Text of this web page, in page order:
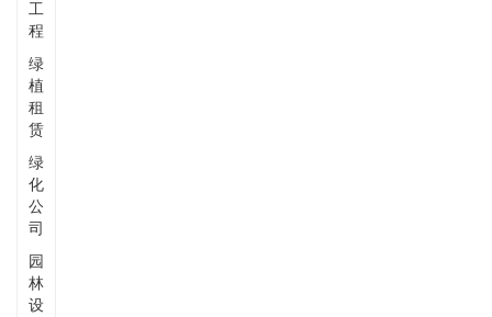
工
程
绿
植
租
赁
绿
化
公
司
园
林
设